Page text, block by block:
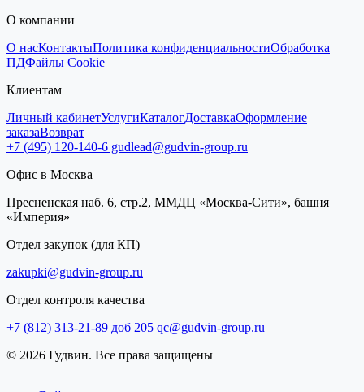
О компании
О насКонтактыПолитика конфиденциальностиОбработка
ПДФайлы Cookie
Клиентам
Личный кабинетУслугиКаталогДоставкаОформление
заказаВозврат
+7 (495) 120-140-6 gudlead@gudvin-group.ru
Офис в Москва
Пресненская наб. 6, стр.2, ММДЦ «Москва-Сити», башня
«Империя»
Отдел закупок (для КП)
zakupki@gudvin-group.ru
Отдел контроля качества
+7 (812) 313-21-89 доб 205 qc@gudvin-group.ru
© 2026 Гудвин. Все права защищены